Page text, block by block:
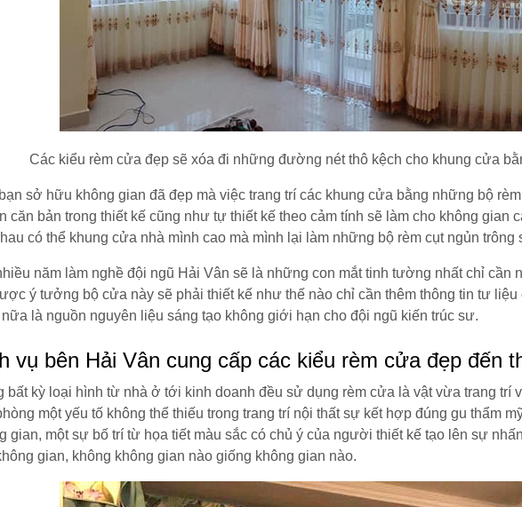
Các kiểu rèm cửa đẹp sẽ xóa đi những đường nét thô kệch cho khung cửa
sở hữu không gian đã đẹp mà việc trang trí các khung cửa bằng những bộ
căn bản trong thiết kế cũng như tự thiết kế theo cảm tính sẽ làm cho không gian
có thể khung cửa nhà mình cao mà mình lại làm những bộ rèm cụt ngủn trông
năm làm nghề đội ngũ Hải Vân sẽ là những con mắt tinh tường nhất chỉ cần
ý tưởng bộ cửa này sẽ phải thiết kế như thế nào chỉ cần thêm thông tin tư
là nguồn nguyên liệu sáng tạo không giới hạn cho đội ngũ kiến trúc sư.
vụ bên Hải Vân cung cấp các kiểu rèm cửa đẹp đến
bất kỳ loại hình từ nhà ở tới kinh doanh đều sử dụng rèm cửa là vật vừa trang trí
một yếu tố không thể thiếu trong trang trí nội thất sự kết hợp đúng gu thẩm
gian, một sự bố trí từ họa tiết màu sắc có chủ ý của người thiết kế tạo lên sự
gian, không không gian nào giống không gian nào.